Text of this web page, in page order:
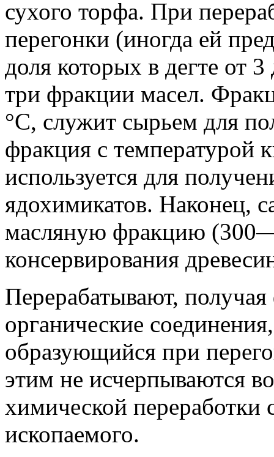
сухого торфа. При
перегонки (иногда ей
доля которых в дегте от
три фракции масел.
°С, служит сырьем для
фракция с температурой
используется для
ядохимикатов. Наконец,
масляную фракцию
консервирования
Перерабатывают,
органические
образующийся при
этим не исчерпываются
химической переработки
ископаемого.